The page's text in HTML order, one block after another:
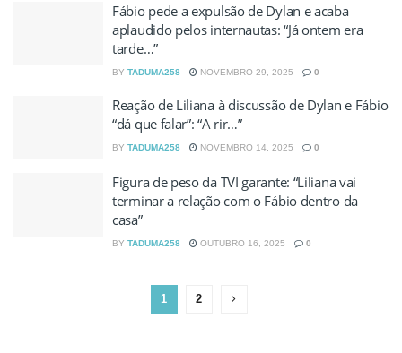
Fábio pede a expulsão de Dylan e acaba
aplaudido pelos internautas: “Já ontem era
tarde…”
BY TADUMA258 NOVEMBRO 29, 2025 0
Reação de Liliana à discussão de Dylan e Fábio
“dá que falar”: “A rir…”
BY TADUMA258 NOVEMBRO 14, 2025 0
Figura de peso da TVI garante: “Liliana vai
terminar a relação com o Fábio dentro da
casa”
BY TADUMA258 OUTUBRO 16, 2025 0
1 2